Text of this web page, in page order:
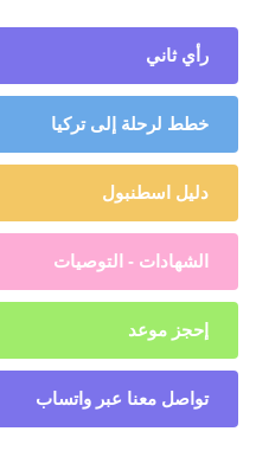
رأي ثاني
خطط لرحلة إلى تركيا
دليل اسطنبول
الشهادات - التوصيات
إحجز موعد
تواصل معنا عبر واتساب